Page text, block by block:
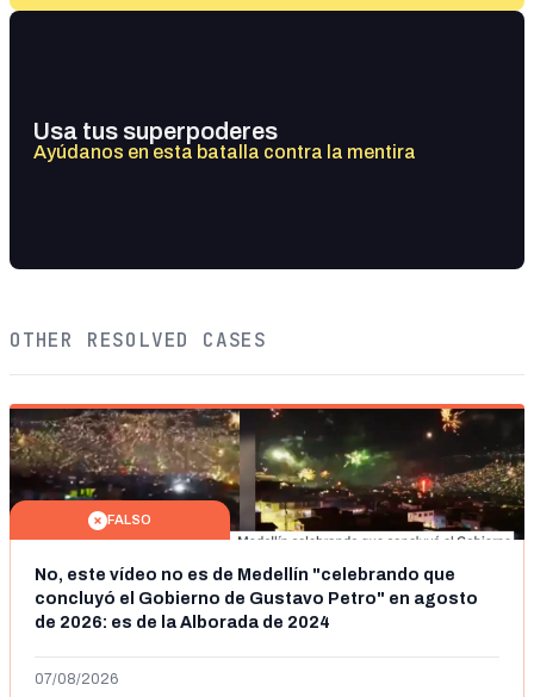
Usa tus superpoderes
Ayúdanos en esta batalla contra la mentira
OTHER RESOLVED CASES
FALSO
No, este vídeo no es de Medellín "celebrando que
concluyó el Gobierno de Gustavo Petro" en agosto
de 2026: es de la Alborada de 2024
07/08/2026